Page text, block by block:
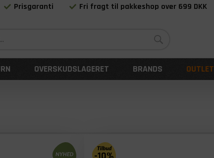
Prisgaranti Fri fragt til pakkeshop over 699 DKK
OVERSKUDSLAGERET BRANDS OUTLET